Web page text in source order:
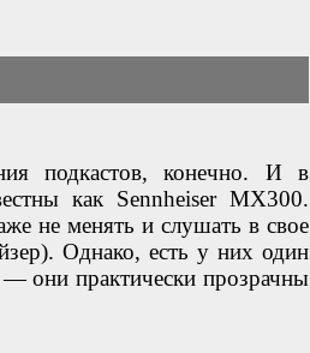
подкастов, конечно. И в
как Sennheiser MX300.
не менять и слушать в свое
Однако, есть у них один
— они практически прозрачны